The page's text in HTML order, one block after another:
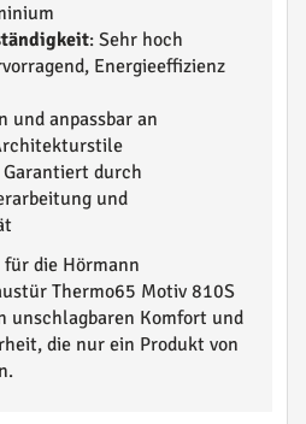
: Sehr hoch
Energieeffizienz
und anpassbar an
Garantiert durch
und
die Hörmann
Thermo65 Motiv 810S
unschlagbaren Komfort und
die nur ein Produkt von